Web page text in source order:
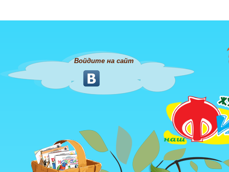
Войдите на сайт